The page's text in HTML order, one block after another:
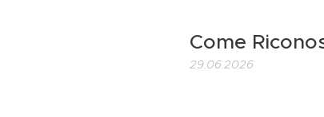
Come
29.06.2026